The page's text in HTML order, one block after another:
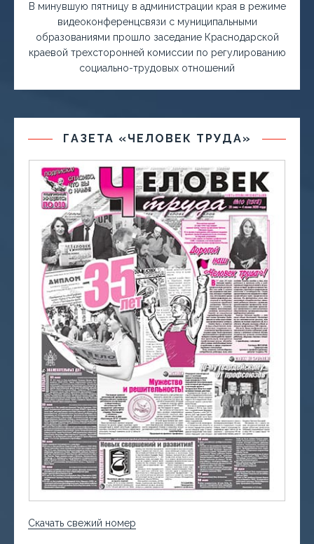
В минувшую пятницу в администрации края в режиме
видеоконференцсвязи с муниципальными
образованиями прошло заседание Краснодарской
краевой трехсторонней комиссии по регулированию
социально-трудовых отношений
ГАЗЕТА «ЧЕЛОВЕК ТРУДА»
Скачать свежий номер